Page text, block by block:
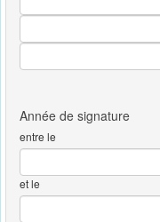
entre le
et le